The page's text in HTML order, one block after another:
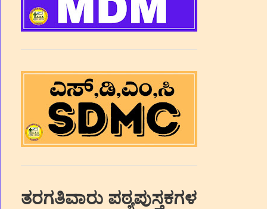
ತರಗತಿವಾರು ಪಠ್ಯಪುಸ್ತಕಗಳ